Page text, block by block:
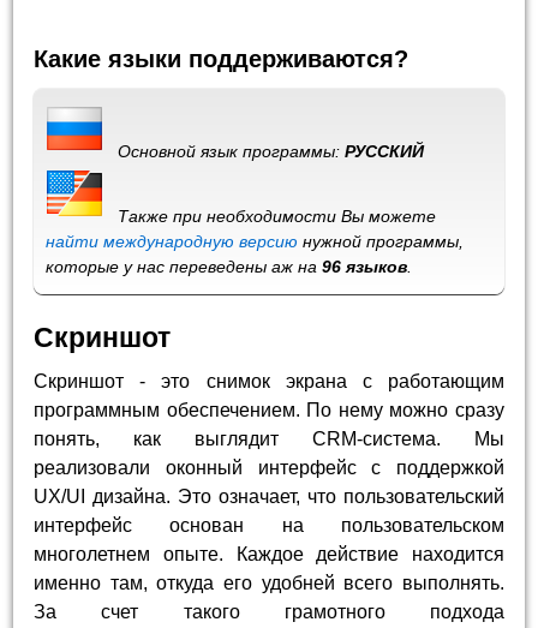
Какие языки поддерживаются?
Основной язык программы:РУССКИЙ
Также при необходимости Вы можете
найти международную версию нужной программы,
которые у нас переведены аж на96 языков
Скриншот
Скриншот - это снимок экрана с работающим
программным обеспечением. По нему можно сразу
понять, как выглядит CRM-система. Мы
реализовали оконный интерфейс с поддержкой
UX/UI дизайна. Это означает, что пользовательский
интерфейс основан на пользовательском
многолетнем опыте. Каждое действие находится
именно там, откуда его удобней всего выполнять.
За счет такого грамотного подхода